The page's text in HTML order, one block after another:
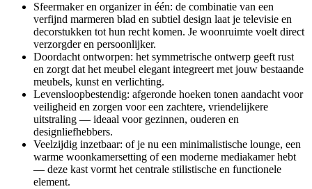
Sfeermaker en organizer in één: de combinatie van een
verfijnd marmeren blad en subtiel design laat je televisie en
decorstukken tot hun recht komen. Je woonruimte voelt direct
verzorgder en persoonlijker.
Doordacht ontworpen: het symmetrische ontwerp geeft rust
en zorgt dat het meubel elegant integreert met jouw bestaande
meubels, kunst en verlichting.
Levensloopbestendig: afgeronde hoeken tonen aandacht voor
veiligheid en zorgen voor een zachtere, vriendelijkere
uitstraling — ideaal voor gezinnen, ouderen en
designliefhebbers.
Veelzijdig inzetbaar: of je nu een minimalistische lounge, een
warme woonkamersetting of een moderne mediakamer hebt
— deze kast vormt het centrale stilistische en functionele
element.